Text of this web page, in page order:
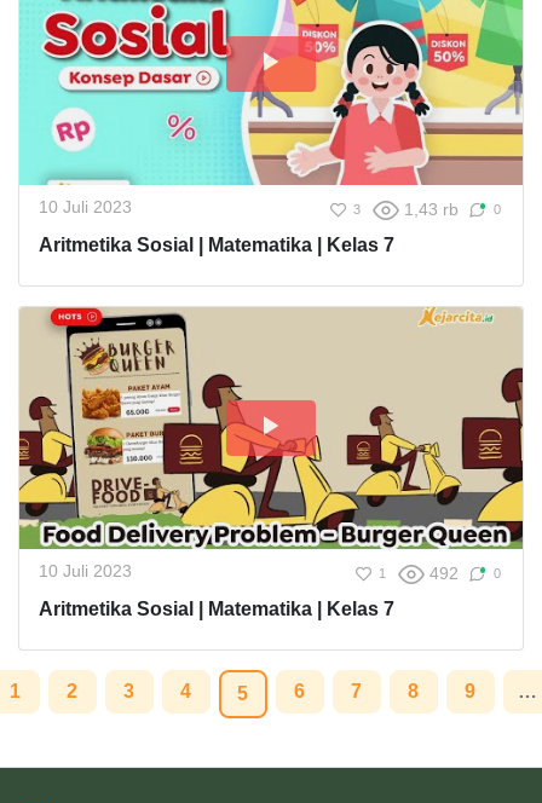
10 Juli 2023 3 1,43 rb 0
Aritmetika Sosial | Matematika | Kelas 7
10 Juli 2023 1 492 0
Aritmetika Sosial | Matematika | Kelas 7
1 2 3 4 5 6 7 8 9 …